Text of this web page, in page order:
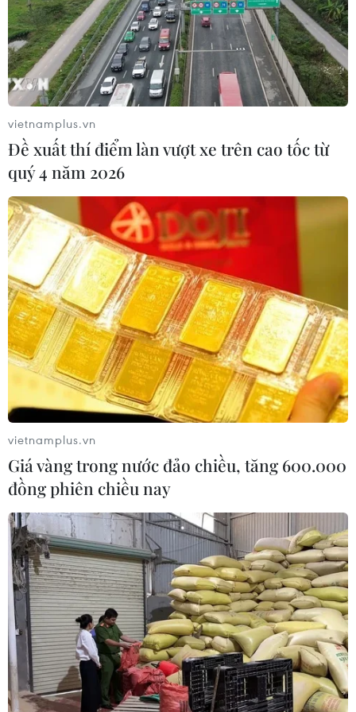
#hỏa hoạn #thương vong
#quận Hoàng Mai
#khắc phục hậu quả
#xe chữa cháy
#phường Định Công Hạ
#Hà Nội TP. Hà Nội
Theo dõi VietnamPlus
TIN LIÊN QUAN
vietnamplus.vn
Đề xuất thí điểm làn vượt xe trên cao tốc từ
quý 4 năm 2026
vietnamplus.vn
Giá vàng trong nước đảo chiều, tăng 600.000
đồng phiên chiều nay